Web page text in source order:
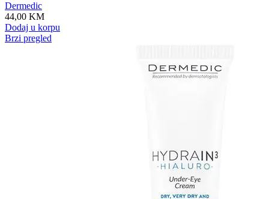
Dermedic
44,00 KM
Dodaj u korpu
Brzi pregled